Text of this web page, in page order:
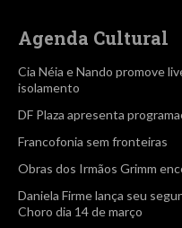
Agenda Cultural
Cia Néia e Nando promove
isolamento
DF Plaza apresenta
Francofonia sem fronteiras
Obras dos Irmãos Grimm
Daniela Firme lança seu
Choro dia 14 de março